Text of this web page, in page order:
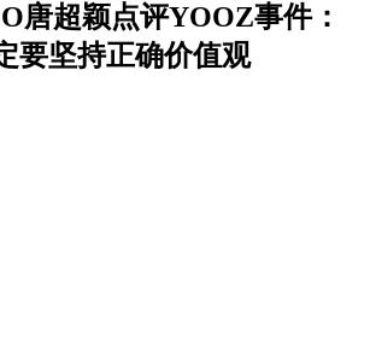
唐超颖点评YOOZ事件：
要坚持正确价值观